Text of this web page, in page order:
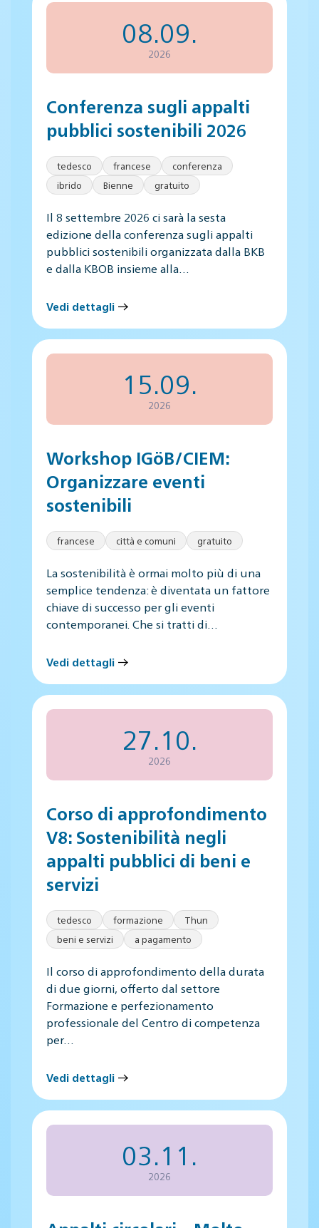
08.09.
2026
Conferenza sugli appalti
pubblici sostenibili 2026
tedesco francese
conferenza
ibrido
Bienne gratuito
Il 8 settembre 2026 ci sarà la sesta
edizione della conferenza sugli appalti
pubblici sostenibili organizzata dalla BKB
e dalla KBOB insieme alla…
Vedi dettagli
15.09.
2026
Workshop IGöB/CIEM:
Organizzare eventi
sostenibili
francese città e comuni gratuito
La sostenibilità è ormai molto più di una
semplice tendenza: è diventata un fattore
chiave di successo per gli eventi
contemporanei. Che si tratti di…
Vedi dettagli
27.10.
2026
Corso di approfondimento
V8: Sostenibilità negli
appalti pubblici di beni e
servizi
tedesco formazione
Thun
beni e servizi
a pagamento
Il corso di approfondimento della durata
di due giorni, offerto dal settore
Formazione e perfezionamento
professionale del Centro di competenza
per…
Vedi dettagli
03.11.
2026